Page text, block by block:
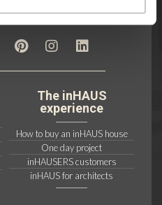
The inHAUS
experience
How to buy an inHAUS house
One day project
inHAUSERS customers
inHAUS for architects